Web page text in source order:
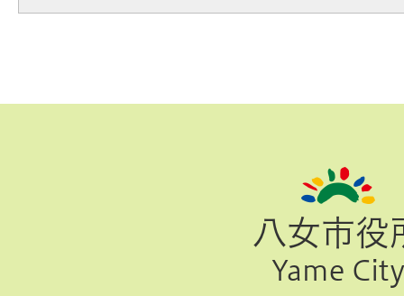
八女市役
Yame City